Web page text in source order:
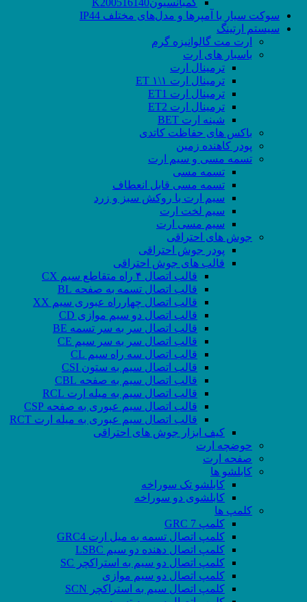
کمبانسیونK200516140
سوکت‌ سیار با آمپرها و مدل‌های مختلف IP44
سیستم ارتینگ
ارت مت گالوانیزه گرم
باسبار های ارت
ترمینال ارت
ترمینال ارت ۱\۱ ET
ترمینال ارت ET1
ترمینال ارت ET2
شینه ارت BET
باکس های حفاظت کاتدی
پودر کاهنده زمین
تسمه مسی و سیم ارت
تسمه مسی
تسمه مسی قابل انعطاف
سیم ارت با روکش سبز و زرد
سیم لخت ارت
سیم مسی ارت
جوش های احتراقی
پودر جوش احتراقی
قالب های جوش احتراقی
قالب اتصال ۴ راه متقاطع سیم CX
قالب اتصال تسمه به صفحه BL
قالب اتصال چهارراه عبوری سیم XX
قالب اتصال دو سیم موازی CD
قالب اتصال سر به سر تسمه BE
قالب اتصال سر به سر سیم CE
قالب اتصال سه راه سیم CL
قالب اتصال سیم به ستون CSI
قالب اتصال سیم به صفحه CBL
قالب اتصال سیم به میله ارت RCL
قالب اتصال سیم عبوری به صفحه CSP
قالب اتصال سیم عبوری به میله ارت RCT
کیف ابزار جوش های احتراقی
حوضچه ارت
صفحه ارت
کابلشو ها
کابلشو تک سوراخه
کابلشوی دو سوراخه
کلمپ ها
کلمپ GRC 7
کلمپ اتصال تسمه به میل ارت GRC4
کلمپ اتصال دهنده دو سیم LSBC
کلمپ اتصال دو سیم به استراکچر SC
کلمپ اتصال دو سیم موازی
کلمپ اتصال سیم به استراکچر SCN